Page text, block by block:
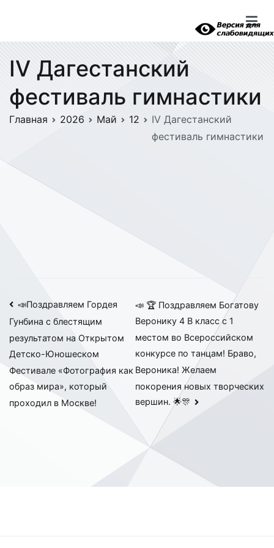
IV Дагестанский
фестиваль гимнастики
Главная 2026 Май 12
IV Дагестанский
фестиваль гимнастики
Навигация
по
записям
📣Поздравляем Гордея
Гунбина с блестящим
результатом на Открытом
Детско-Юношеском
Фестивале «Фотография как
образ мира», который
проходил в Москве!
📣 🏆 Поздравляем Богатову
Веронику 4 В класс с 1
местом во Всероссийском
конкурсе по танцам! Браво,
Вероника! Желаем
покорения новых творческих
вершин. 🌟🎊